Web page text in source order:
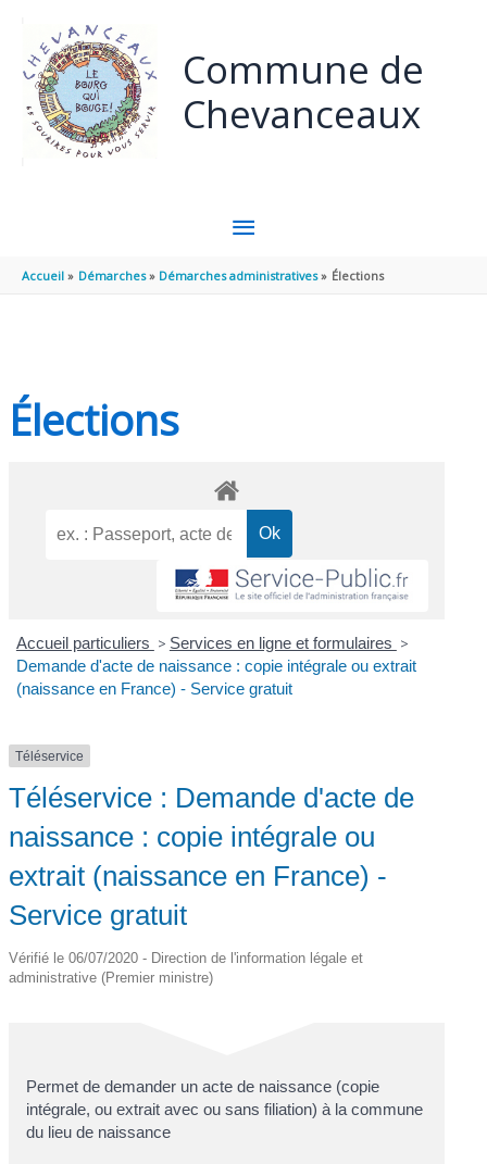
Commune de
Chevanceaux
MENU
PRINCIPAL
Accueil Démarches Démarches administratives Élections
Élections
Accueil particuliers > Services en ligne et formulaires >
Demande d'acte de naissance : copie intégrale ou extrait
(naissance en France) - Service gratuit
Téléservice
Téléservice : Demande d'acte de
naissance : copie intégrale ou
extrait (naissance en France) -
Service gratuit
Vérifié le 06/07/2020 - Direction de l'information légale et
administrative (Premier ministre)
Permet de demander un acte de naissance (copie
intégrale, ou extrait avec ou sans filiation) à la commune
du lieu de naissance